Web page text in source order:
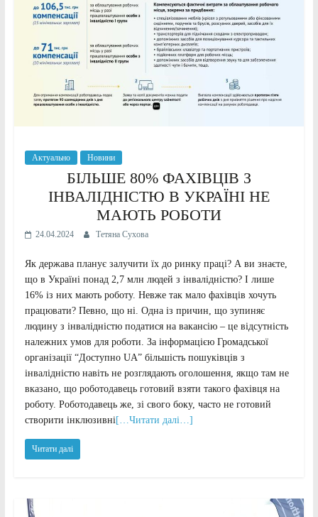
Актуально Новини
БІЛЬШЕ 80% ФАХІВЦІВ З
ІНВАЛІДНІСТЮ В УКРАЇНІ НЕ
МАЮТЬ РОБОТИ
24.04.2024 Тетяна Сухова
Як держава планує залучити їх до ринку праці? А ви знаєте,
що в Україні понад 2,7 млн людей з інвалідністю? І лише
16% із них мають роботу. Невже так мало фахівців хочуть
працювати? Певно, що ні. Одна із причин, що зупиняє
людину з інвалідністю податися на вакансію – це відсутність
належних умов для роботи. За інформацією Громадської
організації “Доступно UA” більшість пошуківців з
інвалідністю навіть не розглядають оголошення, якщо там не
вказано, що роботодавець готовий взяти такого фахівця на
роботу. Роботодавець же, зі свого боку, часто не готовий
створити інклюзивні […Читати далі…]
Читати далі